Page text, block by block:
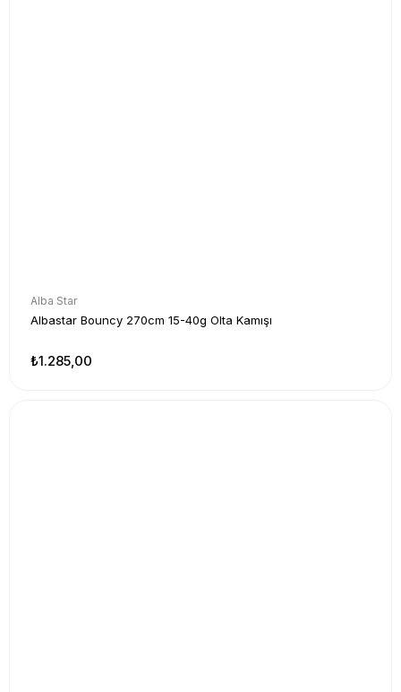
Alba Star
Albastar Bouncy 270cm 15-40g Olta Kamışı
₺1.285,00